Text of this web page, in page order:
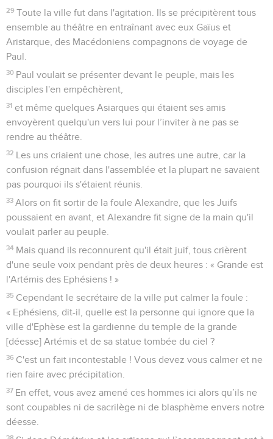
29 Toute la ville fut dans l'agitation. Ils se précipitèrent tous
ensemble au théâtre en entraînant avec eux Gaïus et
Aristarque, des Macédoniens compagnons de voyage de
Paul.
30 Paul voulait se présenter devant le peuple, mais les
disciples l'en empêchèrent,
31 et même quelques Asiarques qui étaient ses amis
envoyèrent quelqu'un vers lui pour l’inviter à ne pas se
rendre au théâtre.
32 Les uns criaient une chose, les autres une autre, car la
confusion régnait dans l'assemblée et la plupart ne savaient
pas pourquoi ils s'étaient réunis.
33 Alors on fit sortir de la foule Alexandre, que les Juifs
poussaient en avant, et Alexandre fit signe de la main qu'il
voulait parler au peuple.
34 Mais quand ils reconnurent qu'il était juif, tous crièrent
d'une seule voix pendant près de deux heures : « Grande est
l'Artémis des Ephésiens ! »
35 Cependant le secrétaire de la ville put calmer la foule :
« Ephésiens, dit-il, quelle est la personne qui ignore que la
ville d'Ephèse est la gardienne du temple de la grande
[déesse] Artémis et de sa statue tombée du ciel ?
36 C'est un fait incontestable ! Vous devez vous calmer et ne
rien faire avec précipitation.
37 En effet, vous avez amené ces hommes ici alors qu’ils ne
sont coupables ni de sacrilège ni de blasphème envers notre
déesse.
38